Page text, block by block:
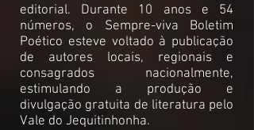
editorial. Durante 10 anos e 54
números, o Sempre-viva Boletim
Poético esteve voltado à publicação
de autores locais, regionais e
consagrados nacionalmente,
estimulando a produção e
divulgação gratuita de literatura pelo
Vale do Jequitinhonha.